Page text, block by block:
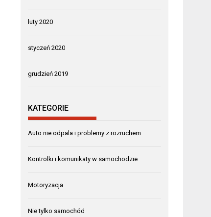
luty 2020
styczeń 2020
grudzień 2019
KATEGORIE
Auto nie odpala i problemy z rozruchem
Kontrolki i komunikaty w samochodzie
Motoryzacja
Nie tylko samochód